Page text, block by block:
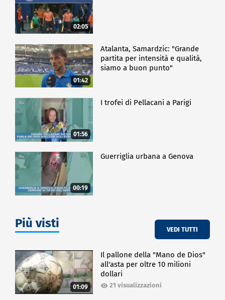
02:05
01:42
Atalanta, Samardzic: "Grande
partita per intensità e qualità,
siamo a buon punto"
01:56
I trofei di Pellacani a Parigi
00:19
Guerriglia urbana a Genova
Più visti VEDI TUTTI
01:09
Il pallone della "Mano de Dios"
all'asta per oltre 10 milioni
dollari
21 visualizzazioni